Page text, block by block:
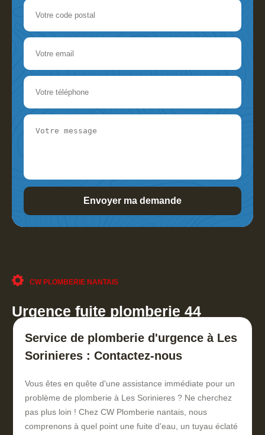
CW PLOMBERIE NANTAIS
Urgence fuite plomberie 44
Service de plomberie d'urgence à Les
Sorinieres : Contactez-nous
Vous êtes en quête d'une assistance immédiate pour un
problème de plomberie à Les Sorinieres ? Ne cherchez
pas plus loin ! Chez CW Plomberie nantais, nous
comprenons à quel point une fuite d'eau, un tuyau éclaté